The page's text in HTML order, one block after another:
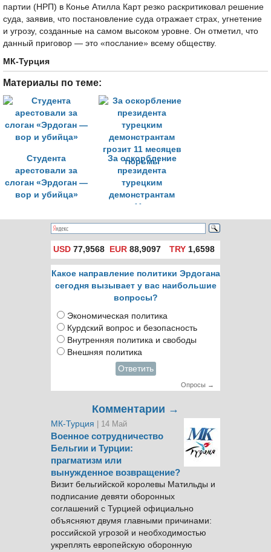
партии (НРП) в Конье Атилла Карт резко раскритиковал решение
суда, заявив, что постановление суда отражает страх, угнетение
и угрозу, созданные на самом высоком уровне. Он отметил, что
данный приговор — это «послание» всему обществу.
МК-Турция
Материалы по теме:
Студента
арестовали за
слоган «Эрдоган —
вор и убийца»
За оскорбление
президента
турецким
демонстрантам
грозит 11 месяцев
тюрьмы
USD 77,9568 EUR 88,9097 TRY1,6598
Какое направление политики Эрдогана
сегодня вызывает у вас наибольшие
вопросы?
Экономическая политика
Курдский вопрос и безопасность
Внутренняя политика и свободы
Внешняя политика
Ответить
Опросы →
Комментарии →
МК-Турция | 14 Май
Военное сотрудничество
Бельгии и Турции:
прагматизм или
вынужденное возвращение?
Визит бельгийской королевы Матильды и
подписание девяти оборонных
соглашений с Турцией официально
объясняют двумя главными причинами:
российской угрозой и необходимостью
укреплять европейскую оборонную